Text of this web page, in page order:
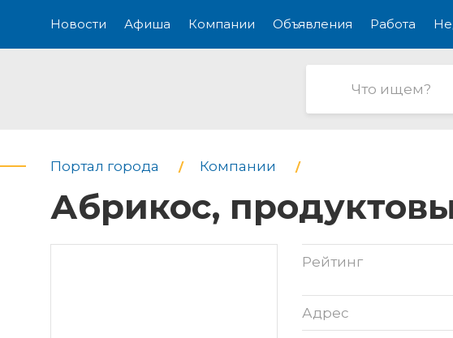
Новости Афиша Компании Объявления Работа
Портал города Компании
Абрикос,
Рейтинг
Адрес